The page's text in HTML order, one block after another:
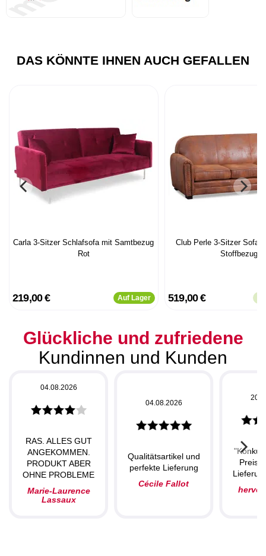
DAS KÖNNTE IHNEN AUCH GEFALLEN
Carla 3-Sitzer Schlafsofa mit Samtbezug
Rot
219,00 € Auf Lager
Club Perle 3-Sitzer Sofa
Stoffbezug
519,00 €
Glückliche und zufriedene
Kundinnen und Kunden
04.08.2026
RAS. ALLES GUT
ANGEKOMMEN.
PRODUKT ABER
OHNE PROBLEME
Marie-Laurence
Lassaux
04.08.2026
Qualitätsartikel und
perfekte Lieferung
Cécile Fallot
herve